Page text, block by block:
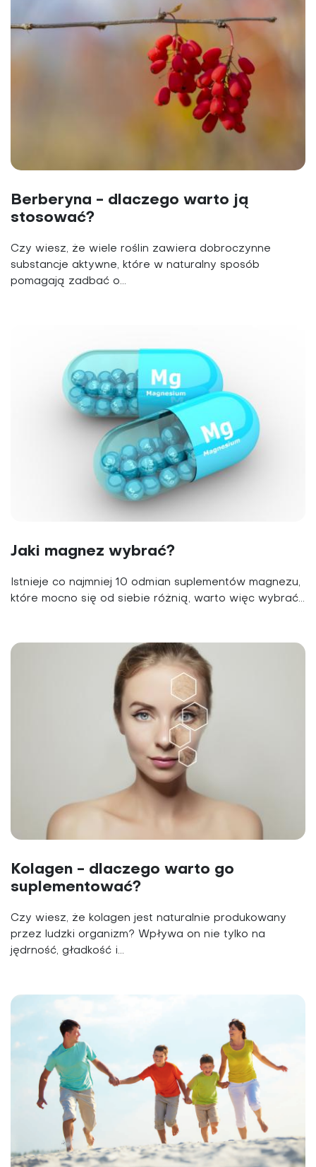
Berberyna - dlaczego warto ją
stosować?
Czy wiesz, że wiele roślin zawiera dobroczynne
substancje aktywne, które w naturalny sposób
pomagają zadbać o...
Jaki magnez wybrać?
Istnieje co najmniej 10 odmian suplementów magnezu,
które mocno się od siebie różnią, warto więc wybrać...
Kolagen - dlaczego warto go
suplementować?
Czy wiesz, że kolagen jest naturalnie produkowany
przez ludzki organizm? Wpływa on nie tylko na
jędrność, gładkość i...